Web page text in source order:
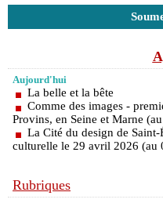
Aujourd'hui
La belle et la bête
Comme des images -
Provins, en Seine et Marne
La Cité du design de
culturelle le 29 avril 2026 (au
Rubriques